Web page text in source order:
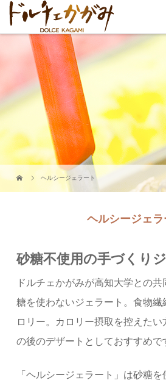
ヘルシージェラート
ヘルシージェラ
砂糖不使用の手づくり
ドルチェかがみが高知大学との
糖を使わないジェラート。食物繊
ロリー。カロリー摂取を控えた
の後のデザートとしておすすめで
「ヘルシージェラート」は砂糖